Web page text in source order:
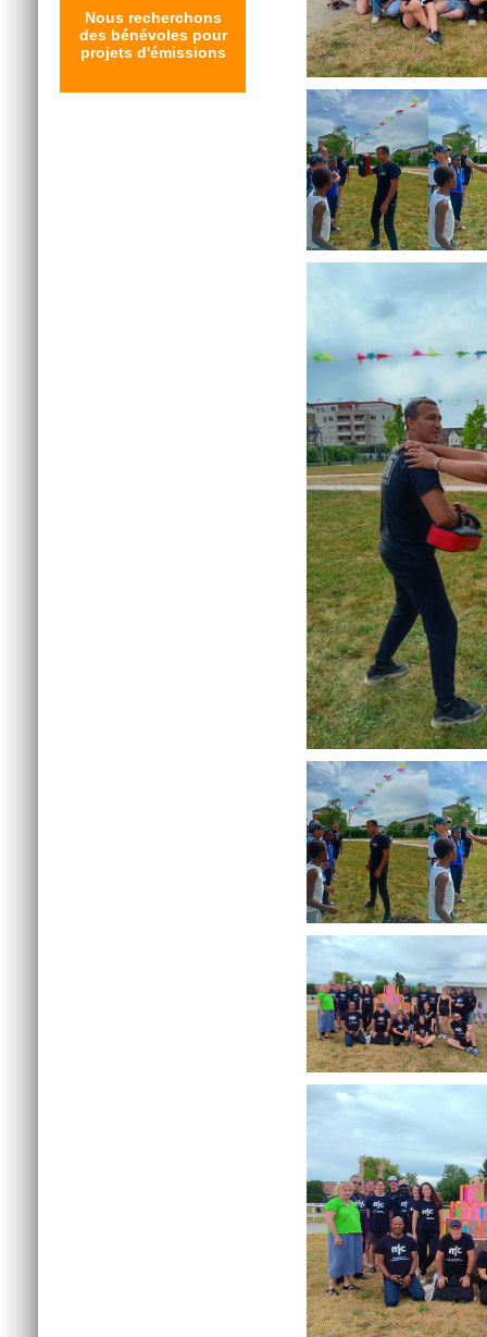
Nous recherchons
des bénévoles pour
projets d'émissions